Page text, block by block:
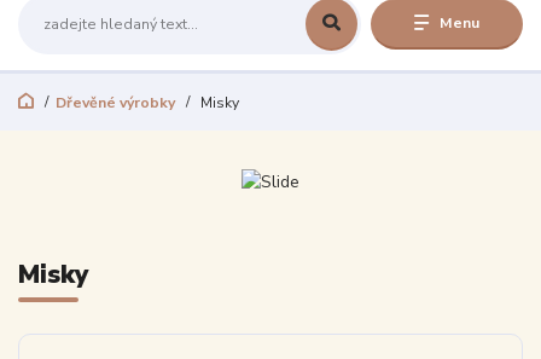
Menu
Dřevěné výrobky Misky
Misky